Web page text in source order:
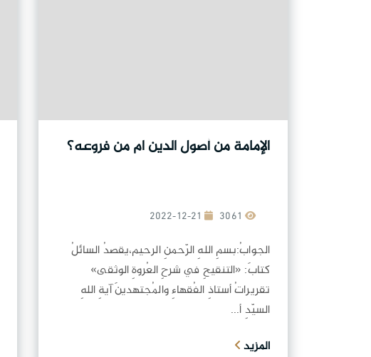
الإمامة من أصول الدين ام من فروعه؟
2022-12-21
الجوابُ:بسمِ اللهِ الرّحمنِ الرحيم،يقصدُ السائلُ
كتابَ: «التنقيحِ في شرحِ العُروةِ الوثقى»
تقريراتُ أستاذِ الفُقهاءِ والمُجتهدينَ آيةِ اللهِ
السيّدِ أ...
المزيد